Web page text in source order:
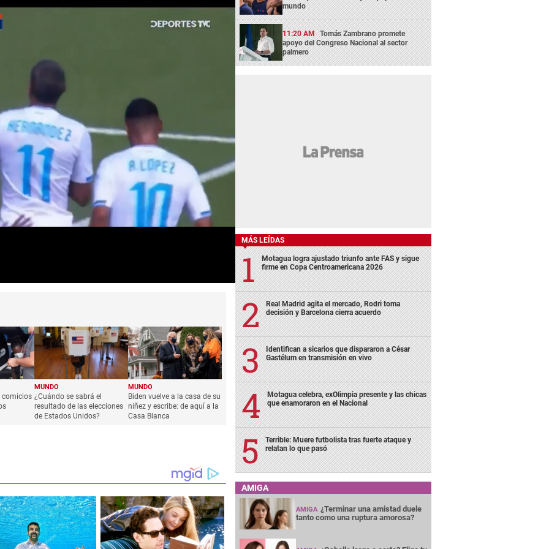
comicios
MUNDO
¿Cuándo se sabrá el
resultado de las elecciones
de Estados Unidos?
MUNDO
Biden vuelve a la casa de su
niñez y escribe: de aquí a la
Casa Blanca
mundo
11:20 AM Tomás Zambrano promete
apoyo del Congreso Nacional al sector
palmero
MÁS LEÍDAS
Motagua logra ajustado triunfo ante FAS y sigue
firme en Copa Centroamericana 2026
Real Madrid agita el mercado, Rodri toma
decisión y Barcelona cierra acuerdo
Identifican a sicarios que dispararon a César
Gastélum en transmisión en vivo
Motagua celebra, exOlimpia presente y las chicas
que enamoraron en el Nacional
Terrible: Muere futbolista tras fuerte ataque y
relatan lo que pasó
AMIGA
AMIGA ¿Terminar una amistad duele
tanto como una ruptura amorosa?